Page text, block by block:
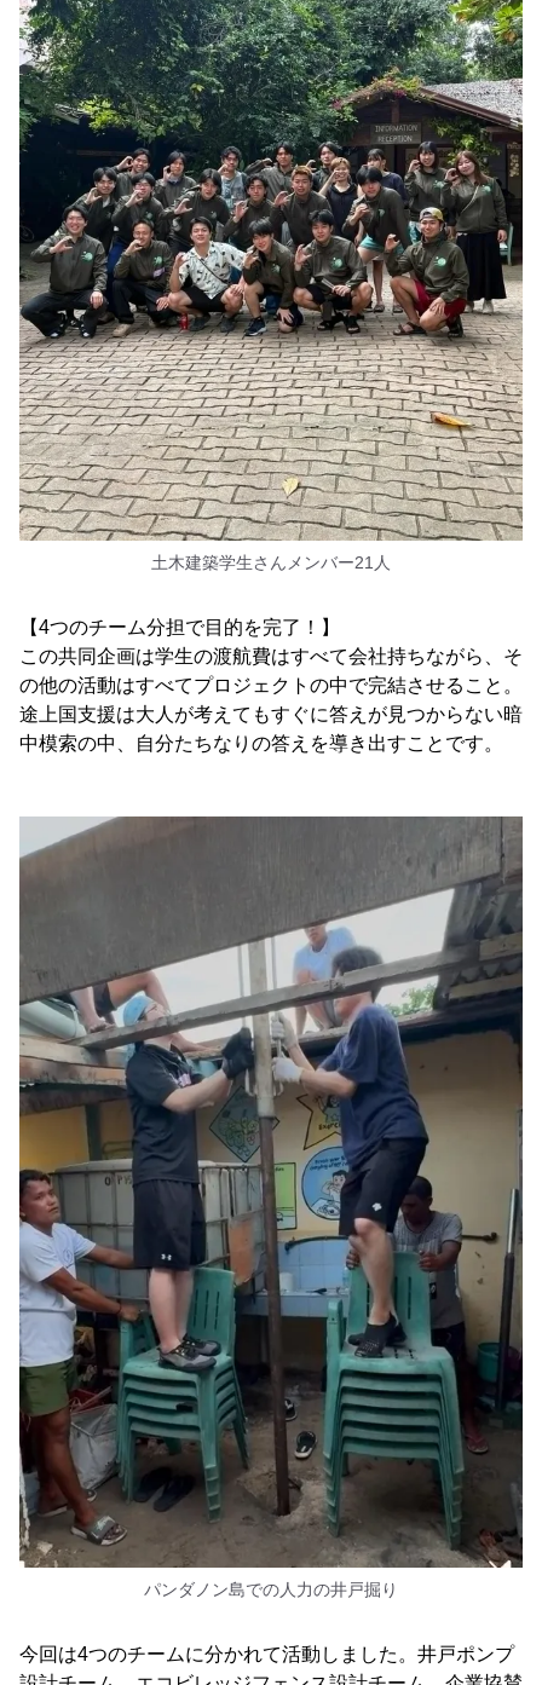
土木建築学生さんメンバー21人
【4つのチーム分担で目的を完了！】
この共同企画は学生の渡航費はすべて会社持ちながら、そ
の他の活動はすべてプロジェクトの中で完結させること。
途上国支援は大人が考えてもすぐに答えが見つからない暗
中模索の中、自分たちなりの答えを導き出すことです。
パンダノン島での人力の井戸掘り
今回は4つのチームに分かれて活動しました。井戸ポンプ